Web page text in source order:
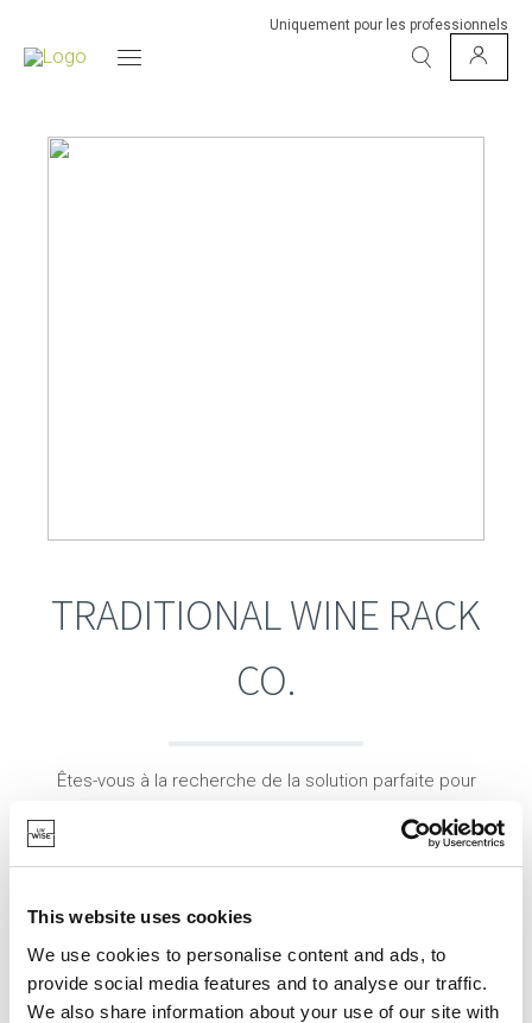
This website uses cookies
We use cookies to personalise content and ads, to
provide social media features and to analyse our traffic.
We also share information about your use of our site with
Uniquement pour les professionnels
TRADITIONAL WINE RACK
CO.
Êtes-vous à la recherche de la solution parfaite pour
traditionnelle britannique Wine Rack Co.
de dessiner des porte-bouteilles.